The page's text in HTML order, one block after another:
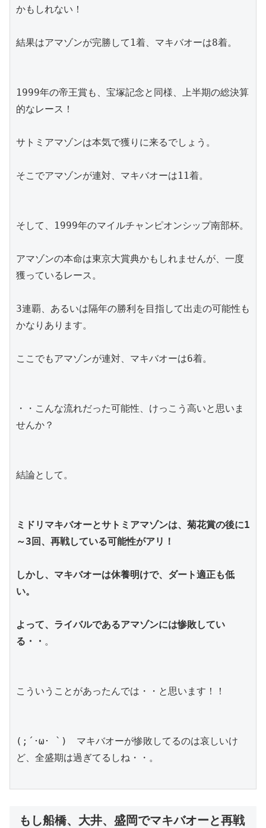
かもしれない！
結果はアマゾンが完勝して1着、マキバオーは8着。
1999年の帝王賞も、宝塚記念と同様、上半期の総決算
的なレース！
サトミアマゾンは本気で獲りに来るでしょう。
そこでアマゾンが連対、マキバオーは11着。
そして、1999年のマイルチャンピオンシップ南部杯。
アマゾンの本命は東京大賞典かもしれませんが、一度
獲っているレース。
3連覇、あるいは隔年の勝利を目指して出走の可能性も
かなりあります。
ここでもアマゾンが連対、マキバオーは6着。
・・こんな流れだった可能性、けっこう高いと思いま
せんか？
結論として。
ミドリマキバオーとサトミアマゾンは、菊花賞の後に1
～3回、再戦している可能性がアリ！
しかし、マキバオーは休養明けで、ダート適正も低
い。
よって、ライバルであるアマゾンには惨敗してい
る・・ 。
こういうことがあったんでは・・と思います！！
(;´･ω･ `)　マキバオーが惨敗してるのは哀しいけ
ど、全盛期は過ぎてるしね・・。
もし船橋、大井、盛岡でマキバオーと再戦